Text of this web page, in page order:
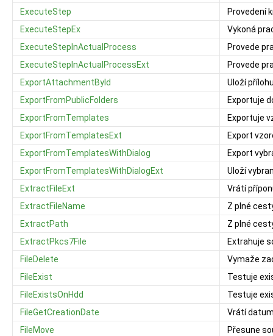
ExecuteStep
Provedení
ExecuteStepEx
Vykoná
ExecuteStepInActualProcess
Provede
ExecuteStepInActualProcessExt
Provede
ExportAttachmentById
Uloží
ExportFromPublicFolders
Exportuje
ExportFromTemplates
Exportuje
ExportFromTemplatesExt
Export
ExportFromTemplatesWithDialog
Export
ExportFromTemplatesWithDialogExt
Uloží
ExtractFileExt
Vrátí
ExtractFileName
Z plné
ExtractPath
Z plné
ExtractPkcs7File
Extrahuje
FileDelete
Vymaže
FileExist
Testuje
FileExistsOnHdd
Testuje
FileGetCreationDate
Vrátí
FileMove
Přesune